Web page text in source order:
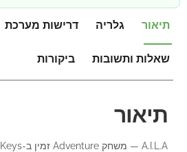
תיאור גלריה דרישות מערכת
שאלות ותשובות ביקורות
תיאור